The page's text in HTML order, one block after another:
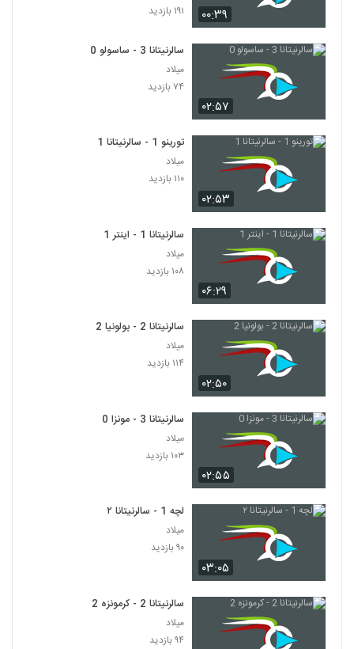
۰۰:۳۹
۱۹۱ بازدید
۰۲:۵۷
سالرنیتانا 3 - ساسولو 0
میلاد
۷۴ بازدید
۰۲:۵۳
تورینو 1 - سالرنیتانا 1
میلاد
۱۱۰ بازدید
۰۶:۲۹
سالرنیتانا 1 - اینتر 1
میلاد
۱۰۸ بازدید
۰۲:۵۰
سالرنیتانا 2 - بولونیا 2
میلاد
۱۱۴ بازدید
۰۲:۵۵
سالرنیتانا 3 - مونزا 0
میلاد
۱۰۳ بازدید
۰۳:۰۵
لچه 1 - سالرنیتانا ۲
میلاد
۹۰ بازدید
سالرنیتانا 2 - کرمونزه 2
میلاد
۹۴ بازدید